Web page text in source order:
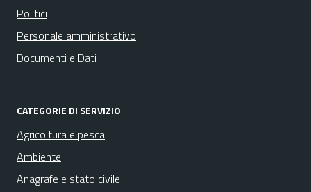
Politici
Personale amministrativo
Documenti e Dati
CATEGORIE DI SERVIZIO
Agricoltura e pesca
Ambiente
Anagrafe e stato civile